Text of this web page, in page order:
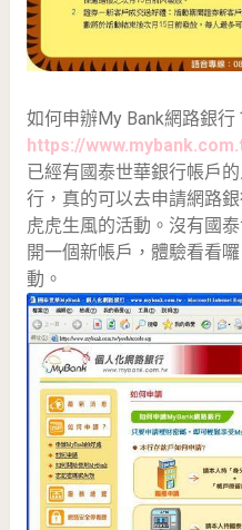
如何申辦My Bank網路銀行
https://
已經有國泰世華銀行帳戶
行，真的可以去申請網路
虎虎生風的活動。沒有國
開一個新帳戶，體驗看看
動。